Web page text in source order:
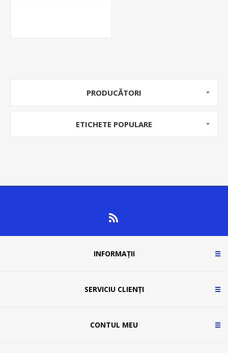
PRODUCĂTORI
ETICHETE POPULARE
INFORMAȚII
SERVICIU CLIENȚI
CONTUL MEU